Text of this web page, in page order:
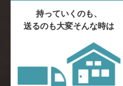
持っていくのも、
送るのも大変そんな時は